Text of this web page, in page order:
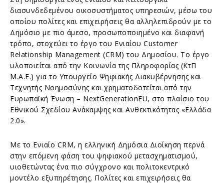
διασυνδεδεμένου οικοσυστήματος υπηρεσιών, μέσω του
οποίου πολίτες και επιχειρήσεις θα αλληλεπιδρούν με το
Δημόσιο με πιο άμεσο, προσωποποιημένο και διαφανή
τρόπο, στοχεύει το έργο του Ενιαίου Customer
Relationship Management (CRM) του Δημοσίου. Το έργο
υλοποιείται από την Κοινωνία της Πληροφορίας (ΚτΠ
Μ.Α.Ε.) για το Υπουργείο Ψηφιακής Διακυβέρνησης και
Τεχνητής Νοημοσύνης και χρηματοδοτείται από την
Ευρωπαϊκή Ένωση – NextGenerationEU, στο πλαίσιο του
Εθνικού Σχεδίου Ανάκαμψης και Ανθεκτικότητας «Ελλάδα
2.0».
Με το Ενιαίο CRM, η ελληνική Δημόσια Διοίκηση περνά
στην επόμενη φάση του ψηφιακού μετασχηματισμού,
υιοθετώντας ένα πιο σύγχρονο και πολιτοκεντρικό
μοντέλο εξυπηρέτησης. Πολίτες και επιχειρήσεις θα